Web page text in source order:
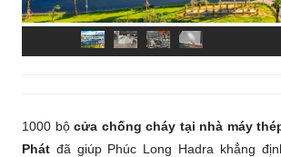
1000 bộ cửa chống cháy tại nhà máy
Phát đã giúp Phúc Long Hadra khẳng